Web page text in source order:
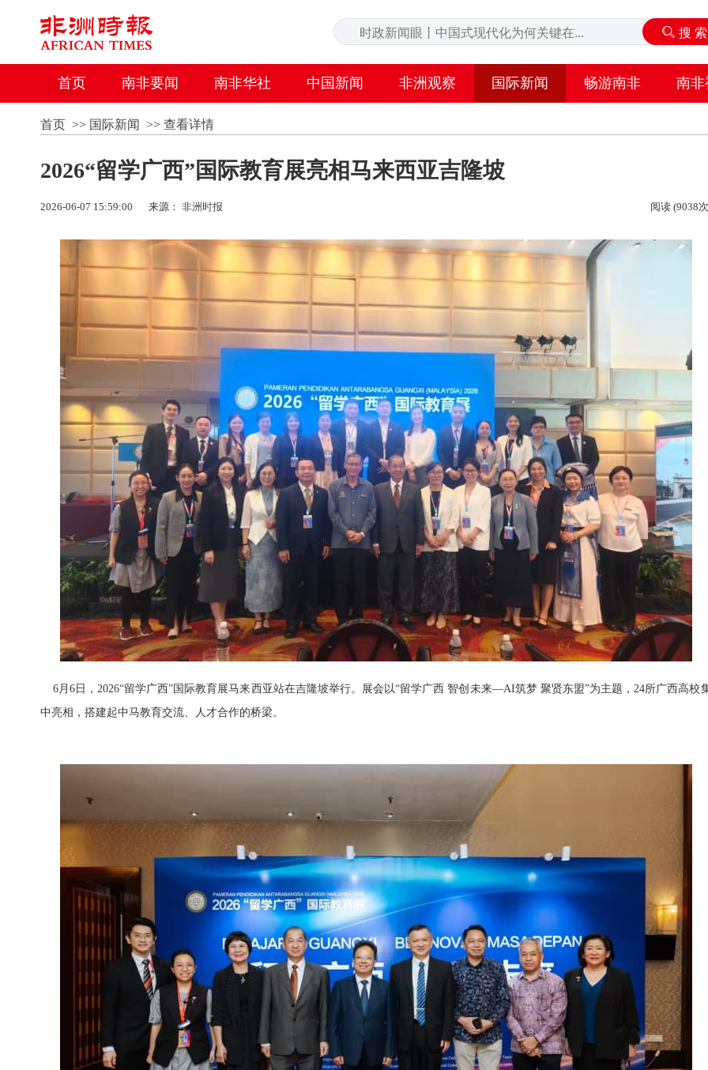
首页 南非要闻 南非华社 中国新闻 非洲观察 国际新闻 畅游南非 南非
首页>> 国际新闻 >> 查看详情
2026“留学广西”国际教育展亮相马来西亚吉隆坡
2026-06-07 15:59:00 来源： 非洲时报 阅读 (9038
6月6日，2026“留学广西”国际教育展马来西亚站在吉隆坡举行。展会以“留学广西 智创未来—AI筑梦 聚贤东盟”为主题，24所广西高校
中亮相，搭建起中马教育交流、人才合作的桥梁。